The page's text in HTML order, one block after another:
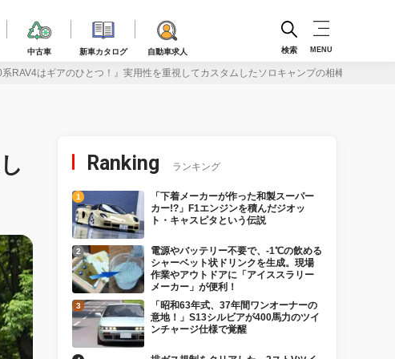
中古車 新車カタログ 自動車求人 検索 MENU
系RAV4はギアのひとつ！』実用性を重視してカスタムしたソロキャンプの相棒
Ranking ランキング
「下着メーカーが作った和製スーパー
カー!?」F1エンジンを積んだジオッ
ト・キャスピタという伝説
電源やバッテリー不要で、-1℃の飲める
シャーベット状ドリンクを生成。現場
作業やアウトドアに「アイススラリー
メーカー」が便利！
「昭和63年式、37年間ワンオーナーの
意地！」S13シルビアが400馬力のツイ
ンチャージ仕様で覚醒